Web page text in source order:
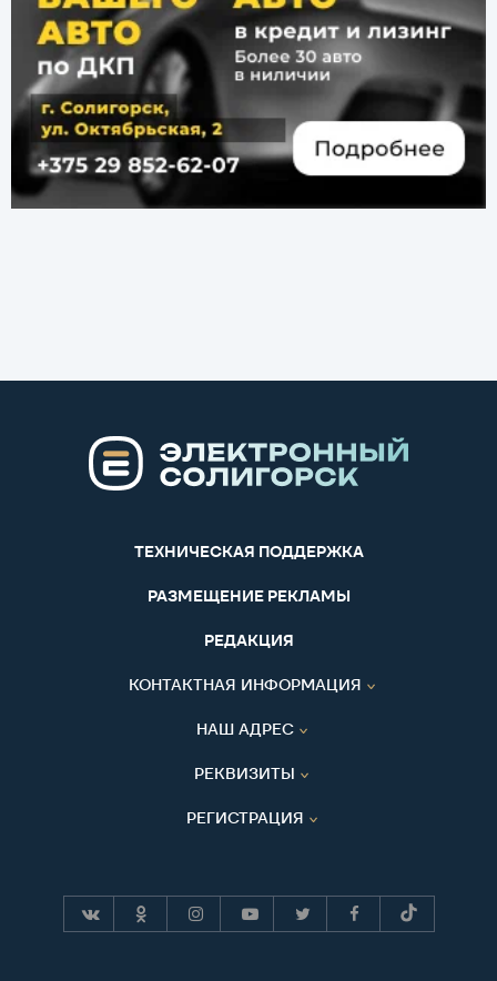
ТЕХНИЧЕСКАЯ ПОДДЕРЖКА
РАЗМЕЩЕНИЕ РЕКЛАМЫ
РЕДАКЦИЯ
КОНТАКТНАЯ ИНФОРМАЦИЯ
НАШ АДРЕС
РЕКВИЗИТЫ
РЕГИСТРАЦИЯ